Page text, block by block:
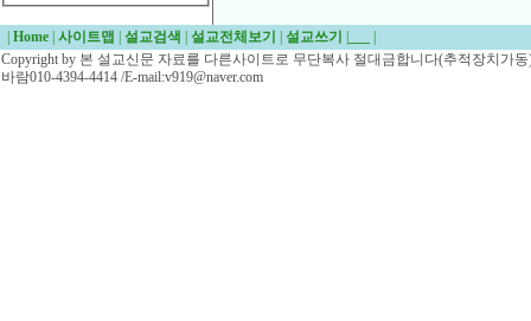
Home 사이트맵 설교검색 설교전체보기 설교쓰기
Copyright by 본 설교신문 자료를 다른사이트로 무단복사 절대금합니다(추적장치가
바람010-4394-4414 /E-mail:v919@naver.com